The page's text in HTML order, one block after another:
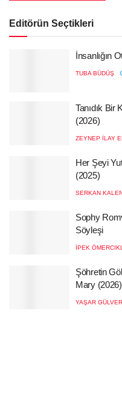
Editörün Seçtikleri
İnsanlığın
TUBA BÜDÜŞ
Tanıdık
(2026)
ZEYNEP İLAY
Her Şeyi
(2025)
SERKAN
Sophy
Söyleşi
İPEK
Şöhretin
Mary (2026)
YAŞAR